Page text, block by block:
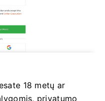
18 metų ar
privatumo